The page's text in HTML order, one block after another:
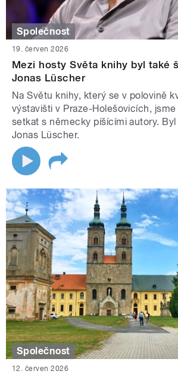
Společnost
19. červen 2026
Mezi hosty Světa knihy byl také
Jonas Lüscher
Na Světu knihy, který se v polovině
výstavišti v Praze-Holešovicích,
setkat s německy píšícími autory.
Jonas Lüscher.
Společnost
12. červen 2026